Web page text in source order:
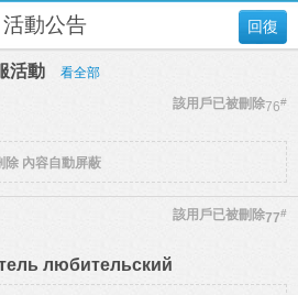
回復
活動公告
活動 看全部
76#
該用戶已被刪除
除 內容自動屏蔽
77#
該用戶已被刪除
любительский